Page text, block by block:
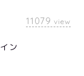
11079 view
ン